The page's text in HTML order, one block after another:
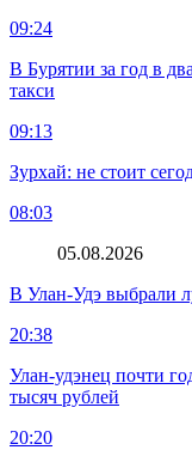
09:24
В Бурятии за год в
такси
09:13
Зурхай: не стоит
08:03
05.08.2026
В Улан-Удэ выбрали
20:38
Улан-удэнец почти
тысяч рублей
20:20